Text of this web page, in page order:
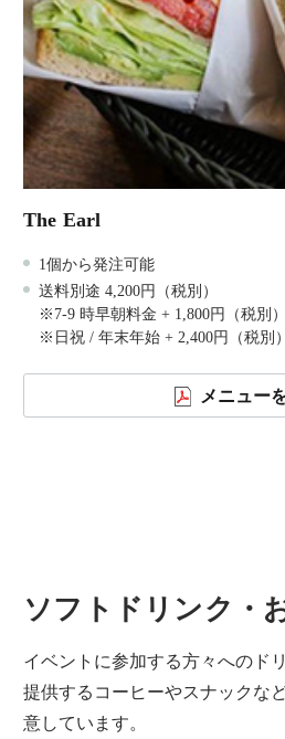
The Earl
1個から発注可能
送料別途 4,200円（税別）
※7-9 時早朝料金 + 1,800円（税別）
※日祝 / 年末年始 + 2,400円（税別）
メニュー
ソフトドリンク・
イベントに参加する方々へのド
提供するコーヒーやスナックな
意しています。